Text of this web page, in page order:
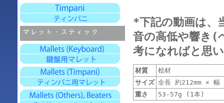
*下記の動画は、
音の高低や響き(
考になればと思
材質
桧材
サイズ 全長 約212mm × 幅
重さ
53-57g (1本)